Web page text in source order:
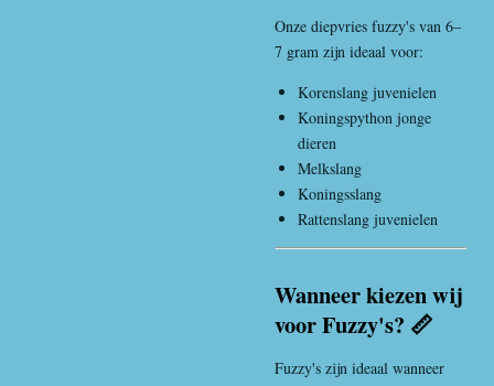
Onze diepvries fuzzy's van 6–
7 gram zijn ideaal voor:
Korenslang juvenielen
Koningspython jonge
dieren
Melkslang
Koningsslang
Rattenslang juvenielen
Wanneer kiezen wij
voor Fuzzy's? 📏
Fuzzy's zijn ideaal wanneer